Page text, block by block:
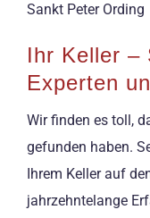
Sankt Peter Ording
Ihr Keller –
Experten
Wir finden es toll,
gefunden haben.
Ihrem Keller auf
jahrzehntelange